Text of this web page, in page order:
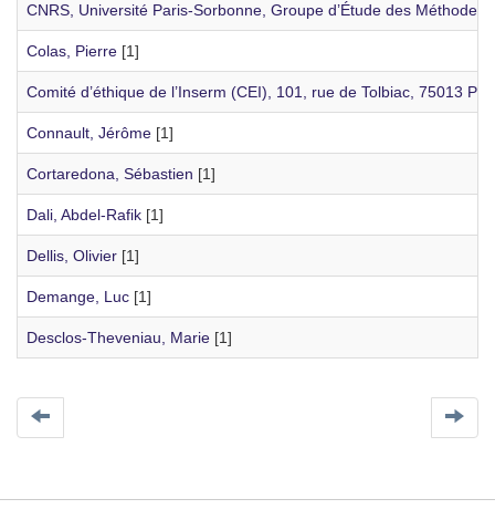
CNRS, Université Paris-Sorbonne, Groupe d’Étude des
Colas, Pierre [1]
Comité d’éthique de l’Inserm (CEI), 101, rue de Tolbiac, 75013
Connault, Jérôme [1]
Cortaredona, Sébastien [1]
Dali, Abdel-Rafik [1]
Dellis, Olivier [1]
Demange, Luc [1]
Desclos-Theveniau, Marie [1]